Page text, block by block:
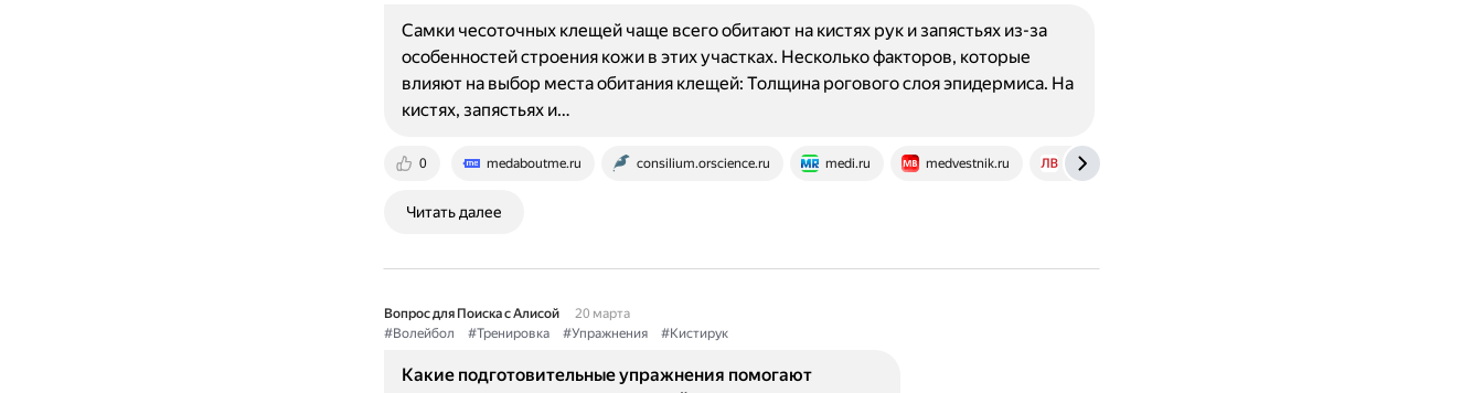
0 medaboutme.ru consilium.orscience.ru medi.ru medvestnik.ru www.lvrach.ru
Самки чесоточных клещей чаще всего обитают на кистях рук и запястьях из-за
особенностей строения кожи в этих участках. Несколько факторов, которые
влияют на выбор места обитания клещей: Толщина рогового слоя эпидермиса. На
кистях, запястьях и…
Читать далее
Вопрос для Поиска с Алисой
20 марта
#Волейбол
#Тренировка #Упражнения #Кистирук
Какие подготовительные упражнения помогают